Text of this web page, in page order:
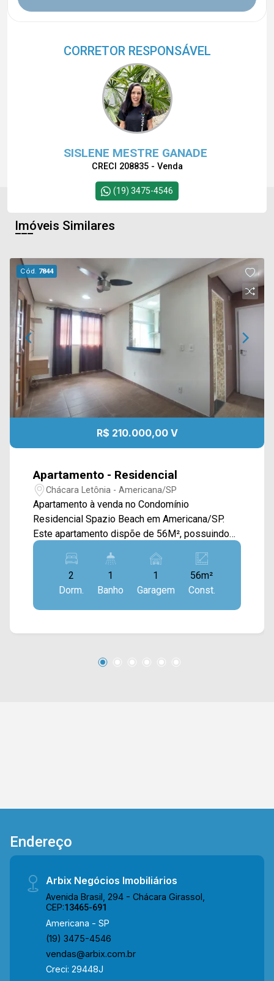
CORRETOR RESPONSÁVEL
SISLENE MESTRE GANADE
CRECI 208835 - Venda
(19) 3475-4546
Imóveis Similares
Cód. 7844
R$ 210.000,00 V
Apartamento - Residencial
Chácara Letônia - Americana/SP
Apartamento à venda no Condomínio
Residencial Spazio Beach em Americana/SP.
Este apartamento dispõe de 56M², possuindo
sala de estar e de jantar integradas, cozinha e
área de serviço. 02 quartos; 01 banheiro social;
01 vaga de garagem coberta. Aceita
financiamento. Localizado no bairro Chácara
Letônia, este condomínio esta próximo à Av.
Centurione Boer e Rod. Anhanguera. Esta região
supermercados São Vicente e Pague Menos.
2
Dorm.
1
Banho
1
Garagem
56m²
Const.
Endereço
Arbix Negócios Imobiliários
Avenida Brasil, 294 - Chácara Girassol,
CEP:13465-691
Americana - SP
(19) 3475-4546
vendas@arbix.com.br
Creci: 29448J